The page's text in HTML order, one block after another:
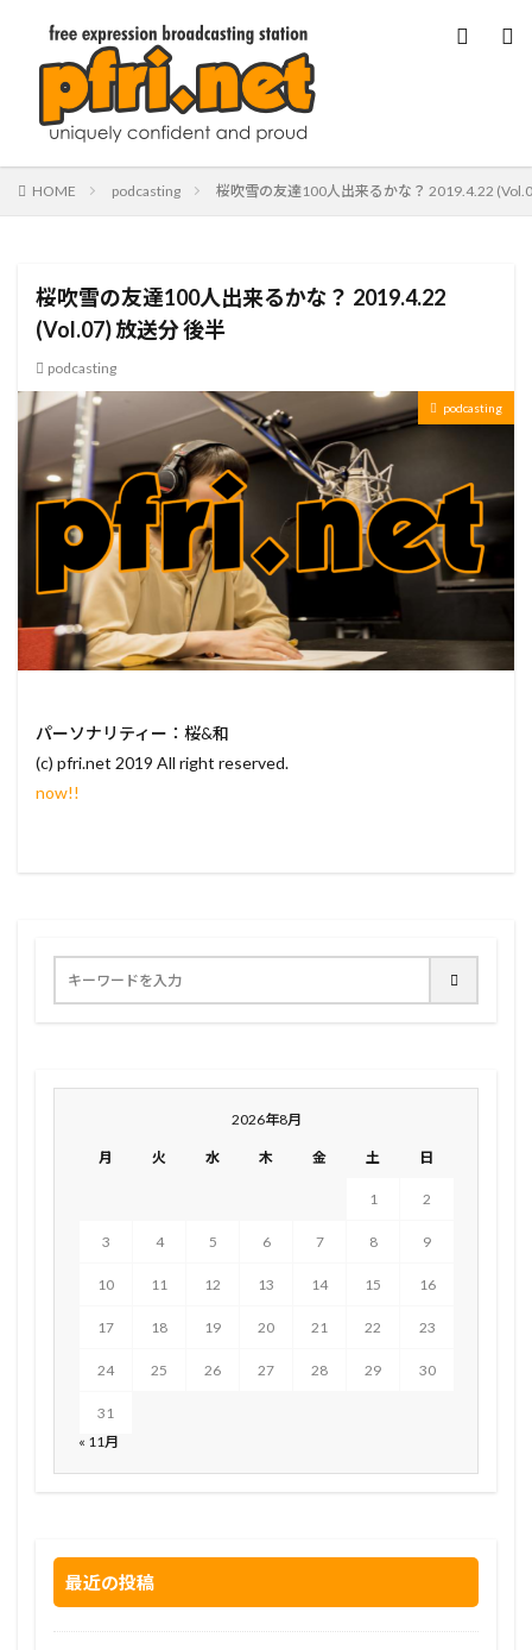
HOME podcasting 桜吹雪の友達100人出来るかな？ 2019.4.22
桜吹雪の友達100人出来るかな？ 2019.4.22
(Vol.07) 放送分 後半
podcasting
podcasting
パーソナリティー：桜&和
(c) pfri.net 2019 All right reserved.
now!!
2026年8月
月 火 水 木 金 土 日
1 2
3 4 5 6 7 8 9
10 11 12 13 14 15 16
17 18 19 20 21 22 23
24 25 26 27 28 29 30
31
« 11月
最近の投稿